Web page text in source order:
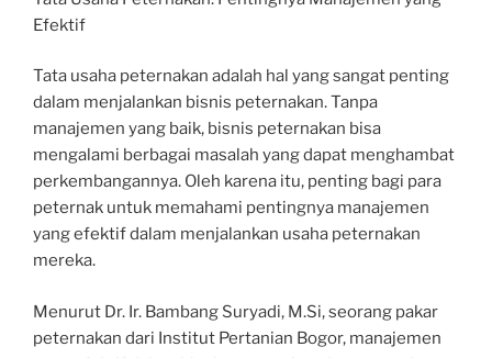
Efektif
Tata usaha peternakan adalah hal yang sangat penting
dalam menjalankan bisnis peternakan. Tanpa
manajemen yang baik, bisnis peternakan bisa
mengalami berbagai masalah yang dapat menghambat
perkembangannya. Oleh karena itu, penting bagi para
peternak untuk memahami pentingnya manajemen
yang efektif dalam menjalankan usaha peternakan
mereka.
Menurut Dr. Ir. Bambang Suryadi, M.Si, seorang pakar
peternakan dari Institut Pertanian Bogor, manajemen